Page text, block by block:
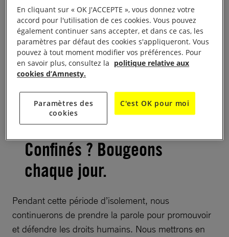
place aux discriminations. Pour n’autoriser aucun
dirigeant à profiter de la pandémie pour violer les
droits humains. Pour les personnes qui sont plus
vulnérables. Les personnes marginalisées. Pour les
réfugiés et migrants bloqués dans des campements.
Pour les civils qui tentent de survivre dans un pays
en guerre.
Confinés ? Bougeons
chaque jour.
Pendant cette période d’isolement, nous
continuerons de prendre la parole pour promouvoir
et défendre les droits humains. Nous mettrons en
En cliquant sur « OK J'ACCEPTE », vous donnez votre
accord pour l'utilisation de ces cookies. Vous pouvez
également continuer sans accepter, et dans ce cas, les
paramètres par défaut des cookies s'appliqueront. Vous
pouvez à tout moment modifier vos préférences. Pour
en savoir plus, consultez la politique relative aux
cookies d’Amnesty.
Paramètres des
cookies
C'est OK pour moi